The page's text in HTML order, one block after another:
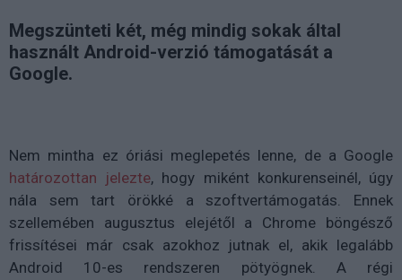
Megszünteti két, még mindig sokak által
használt Android-verzió támogatását a
Google.
Nem mintha ez óriási meglepetés lenne, de a Google
határozottan jelezte, hogy miként konkurenseinél, úgy
nála sem tart örökké a szoftvertámogatás. Ennek
szellemében augusztus elejétől a Chrome böngésző
frissítései már csak azokhoz jutnak el, akik legalább
Android 10-es rendszeren pötyögnek. A régi